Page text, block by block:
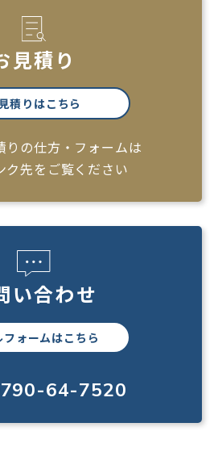
見積り
積りはこちら
りの仕方・フォームは
ク先をご覧ください
い合わせ
フォームはこちら
64-7520